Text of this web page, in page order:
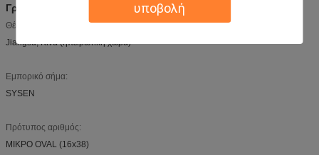
υποβολή
Γρήγορες λεπτομέρειες
Θέση προέλευσης:
Jiangsu, Κίνα (ηπειρωτική χώρα)
Εμπορικό σήμα:
SYSEN
Πρότυπος αριθμός:
ΜΙΚΡΟ OVAL (16x38)